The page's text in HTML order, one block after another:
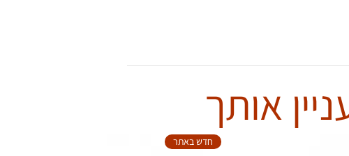
אותך
חדש באתר